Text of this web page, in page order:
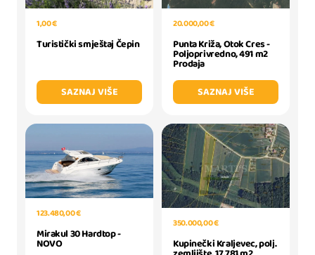
1,00 €
Turistički smještaj Čepin
SAZNAJ VIŠE
20.000,00 €
Punta Križa, Otok Cres -
Poljoprivredno, 491 m2
Prodaja
SAZNAJ VIŠE
123.480,00 €
Mirakul 30 Hardtop -
NOVO
350.000,00 €
Kupinečki Kraljevec, polj.